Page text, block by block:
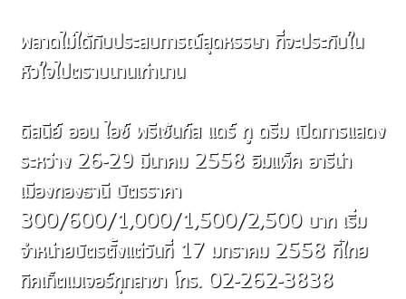
พลาดไม่ได้กับประสบการณ์สุดหรรษา ที่จะประทับใน
หัวใจไปตราบนานเท่านาน
ดิสนีย์ ออน ไอซ์ พรีเซ้นท์ส แดร์ ทู ดรีม เปิดการแสดง
ระหว่าง 26-29 มีนาคม 2558 อิมแพ็ค อารีน่า
เมืองทองธานี บัตรราคา
300/600/1,000/1,500/2,500 บาท เริ่ม
จำหน่ายบัตรตั้งแต่วันที่ 17 มกราคม 2558 ที่ไทย
ทิคเก็ตเมเจอร์ทุกสาขา โทร. 02-262-3838